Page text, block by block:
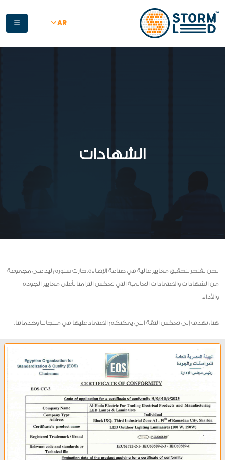
AR
الشهادات
نحن نفتخر بتحقيق معايير عالية في صناعة الإضاءة. حازت ستورم ليد على مجموعة
من الشهادات والاعتمادات العالمية التي تعكس التزامنا بأعلى معايير الجودة
والأداء.
هنا، نهدف إلى تعكس الثقة التي يمكنكم الاعتماد عليها في منتجاتنا وخدماتنا.